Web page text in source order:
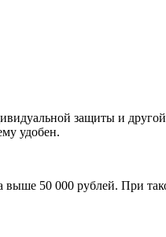
защиты и другой
удобен.
выше 50 000 рублей. При